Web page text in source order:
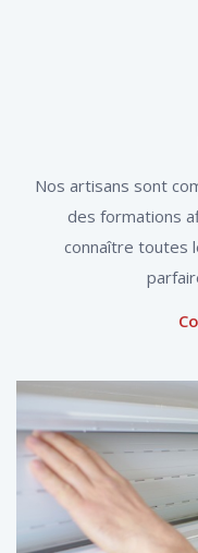
Nos artisans sont
des formations
connaître toutes